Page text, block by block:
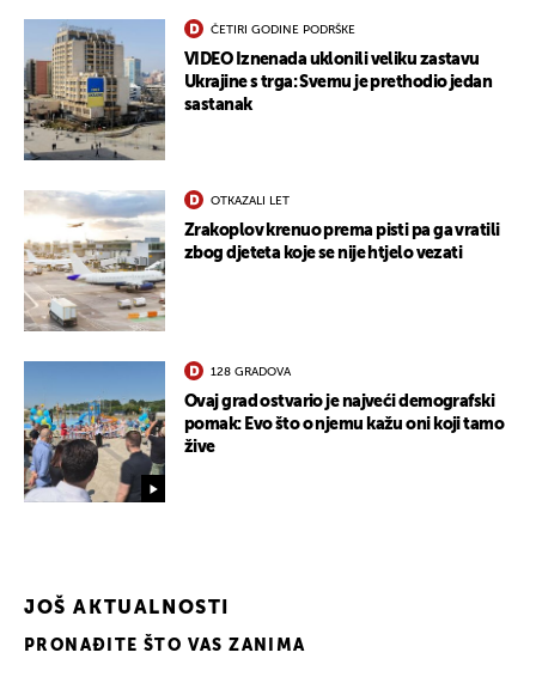
ČETIRI GODINE PODRŠKE
VIDEO Iznenada uklonili veliku zastavu
Ukrajine s trga: Svemu je prethodio jedan
sastanak
OTKAZALI LET
Zrakoplov krenuo prema pisti pa ga vratili
zbog djeteta koje se nije htjelo vezati
128 GRADOVA
Ovaj grad ostvario je najveći demografski
pomak: Evo što o njemu kažu oni koji tamo
žive
JOŠ AKTUALNOSTI
PRONAĐITE ŠTO VAS ZANIMA
UKLJUČITE NOTIFIKACIJE